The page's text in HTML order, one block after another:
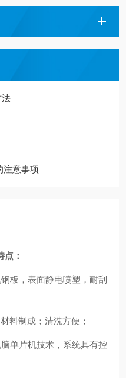
法
注意事项
：
板，表面静电喷塑，耐刮
料制成；清洗方便；
单片机技术，系统具有控